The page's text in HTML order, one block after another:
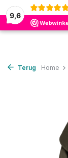
9,6
Terug Home